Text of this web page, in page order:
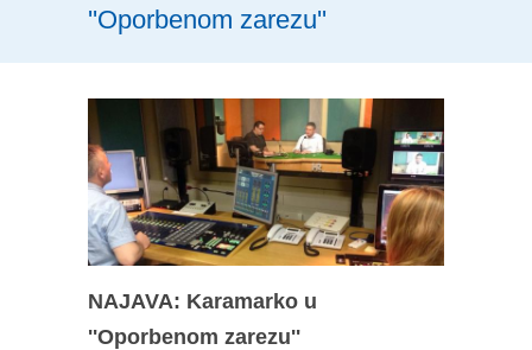
''Oporbenom zarezu''
NAJAVA: Karamarko u
''Oporbenom zarezu''